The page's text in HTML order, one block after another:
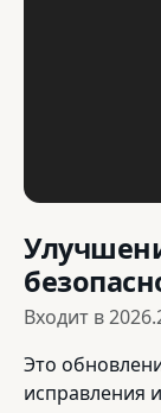
Входит в
Это
исправления